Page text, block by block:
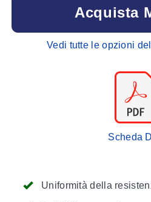
Uniformità della
Acquista
Vedi tutte le opzioni
Scheda